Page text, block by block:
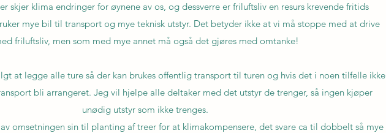
skjer klima endringer for øynene av os, og dessverre er friluftsliv en resurs krevende fritids
mye bil til transport og mye teknisk utstyr. Det betyder ikke at vi må stoppe med at drive
friluftsliv, men som med mye annet må også det gjøres med omtanke!
at legge alle ture så der kan brukes offentlig transport til turen og hvis det i noen tilfelle ikke
bli arrangeret. Jeg vil hjelpe alle deltaker med det utstyr de trenger, så ingen kjøper
unødig utstyr som ikke trenges.
omsetningen sin til planting af treer for at klimakompensere, det svare ca til dobbelt så mye